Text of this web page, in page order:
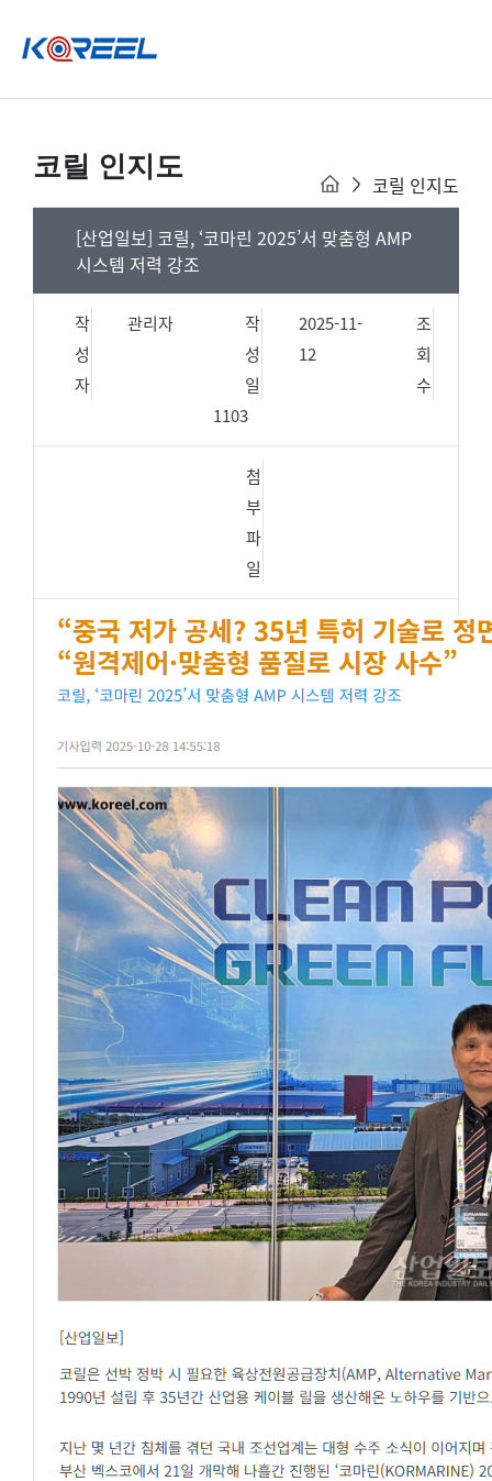
코릴 인지도
코릴 인지도
[산업일보] 코릴, ‘코마린 2025’서 맞춤형 AMP
시스템 저력 강조
작
성
자
관리자
작
성
일
2025-11-
12
조
회
수
1103
첨
부
파
일